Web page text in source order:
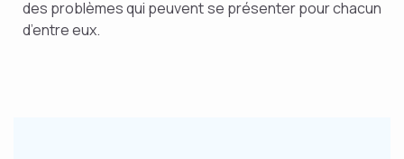
des problèmes qui peuvent se présenter pour chacun
d’entre eux.